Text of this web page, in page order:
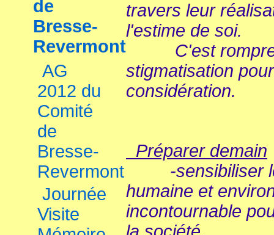
de
Bresse-
Revermont
AG
2012 du
Comité
de
Bresse-
Revermont
Journée
Visite
travers leur
l'estime de soi.
C'est rompre
stigmatisation
considération.
Préparer demain
-sensibiliser
humaine et
incontournable